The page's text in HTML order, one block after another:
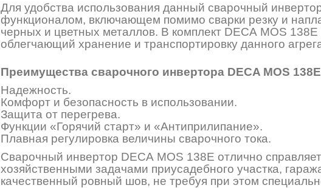
Для удобства использования данный сварочный
функционалом, включающем помимо сварки резку и
черных и цветных металлов. В комплект DECA MOS 138E
облегчающий хранение и транспортировку данного
Преимущества сварочного инвертора DECA MOS
Надежность.
Комфорт и безопасность в использовании.
Защита от перегрева.
Функции «Горячий старт» и «Антиприлипание».
Плавная регулировка величины сварочного тока.
Сварочный инвертор DECA MOS 138E отлично
хозяйственными задачами приусадебного участка,
качественный ровный шов, не требуя при этом